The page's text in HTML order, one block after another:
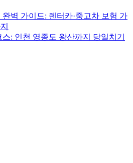
벽 가이드: 렌터카·중고차 보험 가
: 인천 영종도 왕산까지 당일치기